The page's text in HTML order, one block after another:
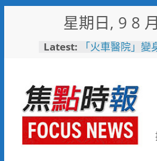
星期日, 9 8
Latest:
「火車醫院」
岡山警民聯手
情味GPS」10
跨國並肩彩排
展現台中市爵士
跨域整合守護全
合閱讀行動與健
臺鐵高雄機廠變
樂園 陳其邁:保